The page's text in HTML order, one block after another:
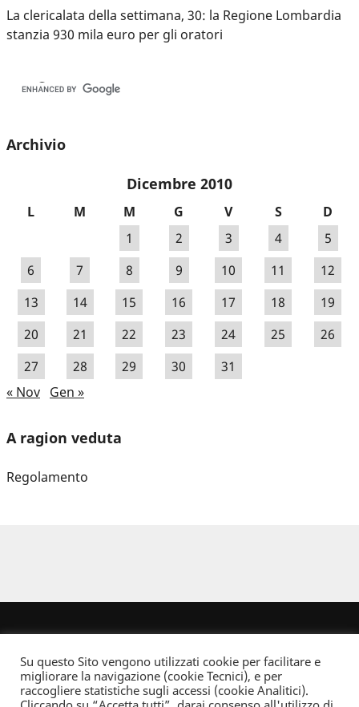
La clericalata della settimana, 30: la Regione Lombardia
stanzia 930 mila euro per gli oratori
Archivio
Dicembre 2010
L M M G V S
D
1
2 3 4
5
6
7 8 9 10 11
12
13
14 15 16 17 18
19
20
21 22 23 24 25
26
27
28 29 30
31
« Nov Gen »
A ragion veduta
Regolamento
Su questo Sito vengono utilizzati cookie per facilitare e
migliorare la navigazione (cookie Tecnici), e per
raccogliere statistiche sugli accessi (cookie Analitici).